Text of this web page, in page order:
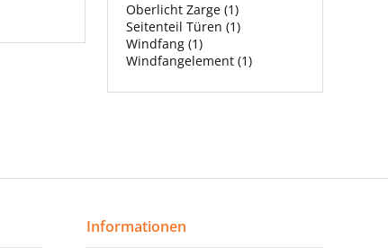
Oberlicht Zarge (1)
Seitenteil Türen (1)
Windfang (1)
Windfangelement (1)
Informationen